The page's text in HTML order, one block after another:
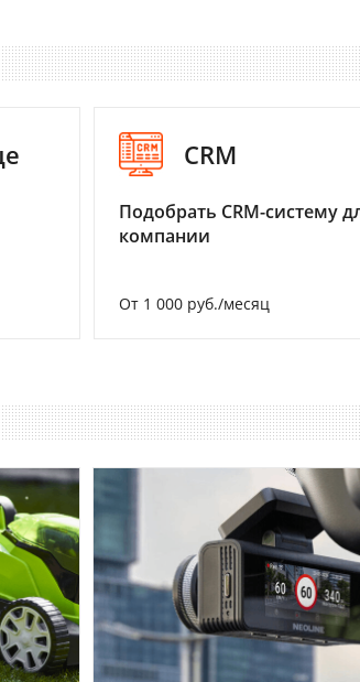
CRM
Подобрать CRM-систему
компании
От 1 000 руб./месяц